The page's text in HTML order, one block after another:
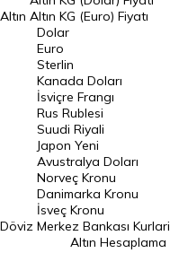
Euro Kuru
Pound Kuru
Frank Kuru
Riyal Kuru
Avustralya Doları
Danimarka Kronu Kuru
Kanada Doları Kuru
Norveç Kronu Kuru
Altın Altın KG (Euro) Fiyatı
Döviz
Dolar
Euro
Sterlin
Kanada Doları
İsviçre Frangı
Rus Rublesi
Suudi Riyali
Japon Yeni
Avustralya Doları
Norveç Kronu
Danimarka Kronu
İsveç Kronu
Merkez Bankası Kurlari
Altın Hesaplama